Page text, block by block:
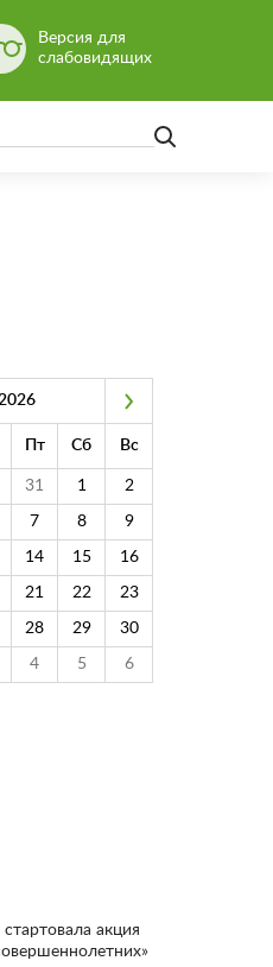
Версия для
слабовидящих
Пт Сб Вс
31 1 2
7 8 9
14 15 16
21 22 23
28 29 30
4 5 6
акция